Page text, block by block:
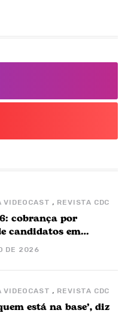
VIDEOCAST , REVISTA CDC
cobrança por
candidatos em
alertam
DE 2026
VIDEOCAST , REVISTA CDC
está na base’, diz